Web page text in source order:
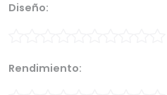
Diseño:
Rendimiento: